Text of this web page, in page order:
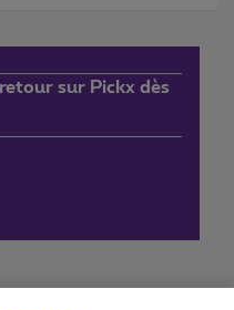
sur Pickx dès